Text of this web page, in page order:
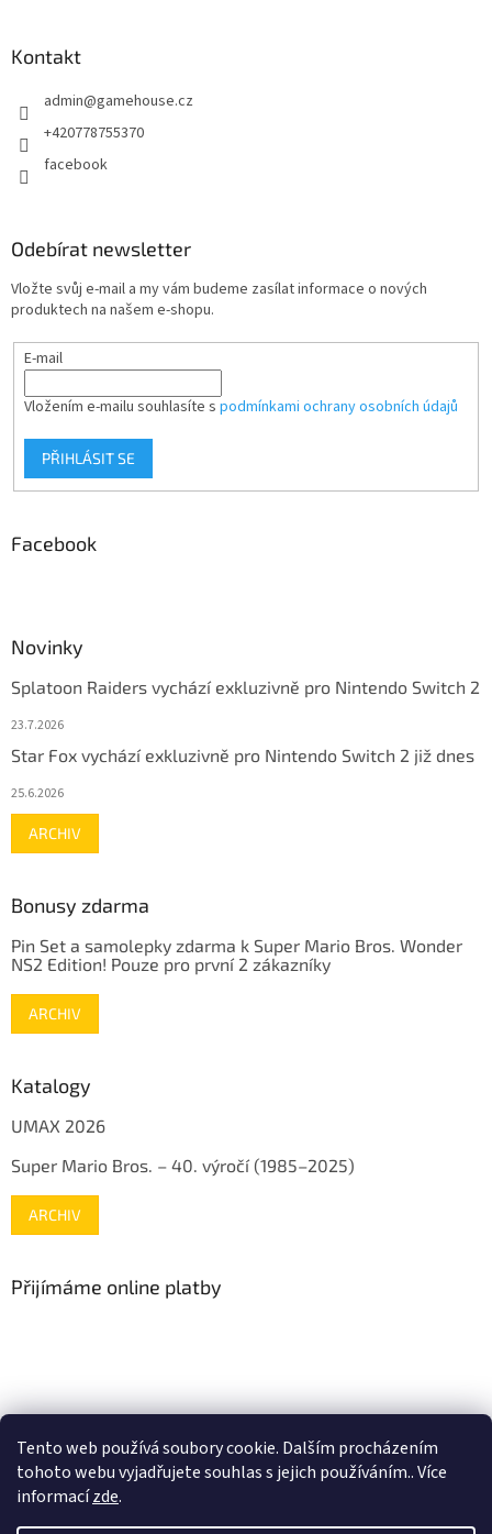
Tento web používá soubory cookie. Dalším procházením
tohoto webu vyjadřujete souhlas s jejich používáním.. Více
informacízde.
Kontakt
admin@gamehouse.cz
+420778755370
facebook
Odebírat newsletter
Vložte svůj e-mail a my vám budeme zasílat informace o nových
produktech na našem e-shopu.
E-mail
Vložením e-mailu souhlasíte s podmínkami ochrany osobních údajů
PŘIHLÁSIT SE
Facebook
Novinky
Splatoon Raiders vychází exkluzivně pro Nintendo Switch 2
23.7.2026
Star Fox vychází exkluzivně pro Nintendo Switch 2 již dnes
25.6.2026
ARCHIV
Bonusy zdarma
Pin Set a samolepky zdarma k Super Mario Bros. Wonder
NS2 Edition! Pouze pro první 2 zákazníky
ARCHIV
Katalogy
UMAX 2026
Super Mario Bros. – 40. výročí (1985–2025)
ARCHIV
Přijímáme online platby
www.fleg.cz